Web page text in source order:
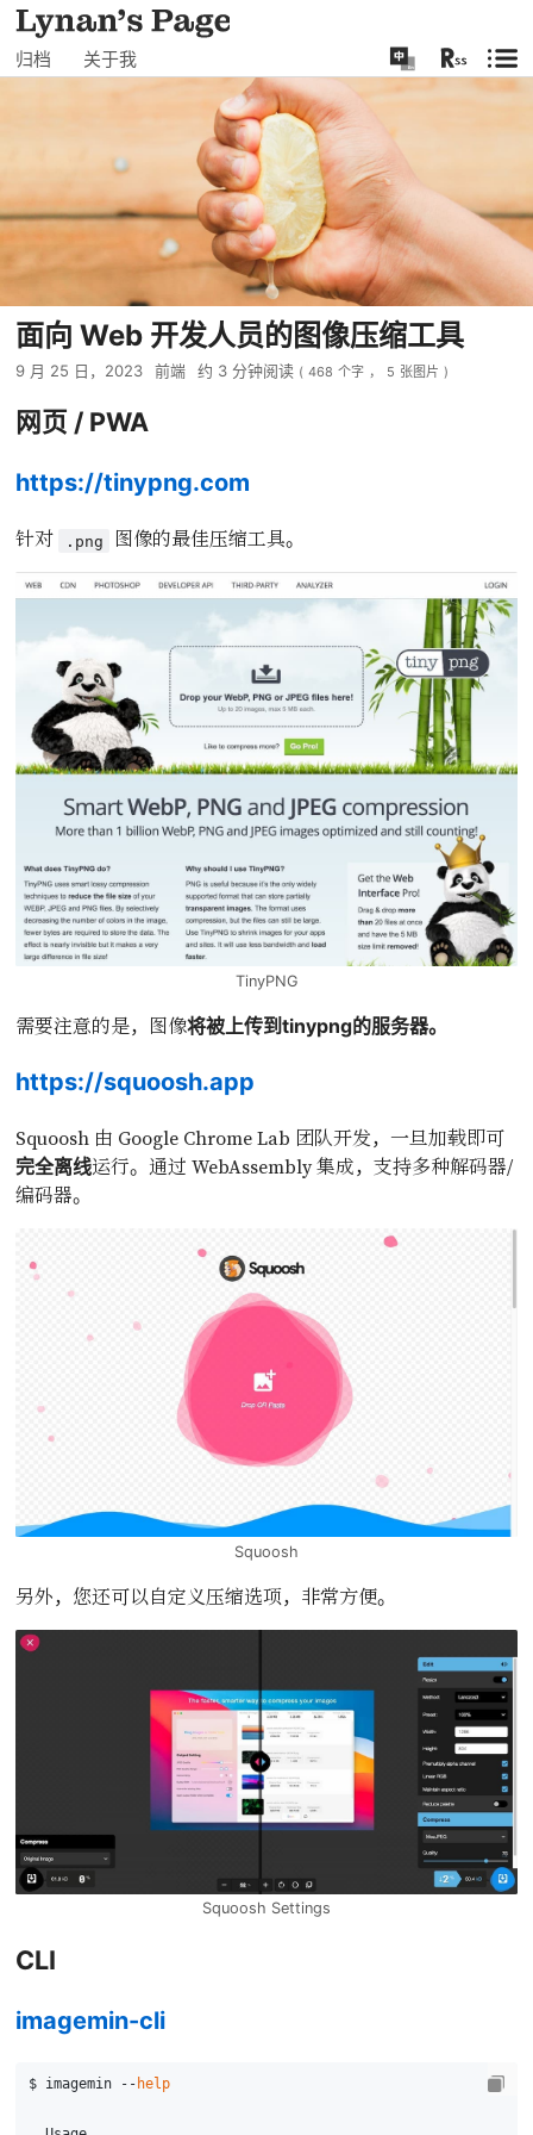
归档 关于我
面向 Web 开发人员的图像压缩工具
9 月 25 日，2023 前端 约 3 分钟阅读 ( 468 个字 ， 5 张图片 )
网页 / PWA
https://tinypng.com
针对 .png 图像的最佳压缩工具。
TinyPNG
需要注意的是，图像将被上传到tinypng的服务器。
https://squoosh.app
Squoosh 由 Google Chrome Lab 团队开发，一旦加载即可
完全离线运行。通过 WebAssembly 集成，支持多种解码器/
编码器。
Squoosh
另外，您还可以自定义压缩选项，非常方便。
Squoosh Settings
CLI
imagemin-cli
$ imagemin -- help